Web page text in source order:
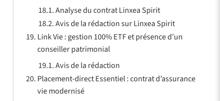
Analyse du contrat Linxea Spirit
Avis de la rédaction sur Linxea Spirit
Link Vie : gestion 100% ETF et présence d’un
conseiller patrimonial
Avis de la rédaction
Placement-direct Essentiel : contrat d’assurance
vie modernisé